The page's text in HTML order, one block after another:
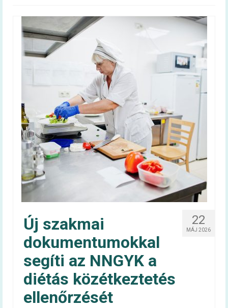
Magyar táplálkozási ajánlás –
OKOSTÁNYÉR®
Kalkulátorok
Energiaigény (felnőtt)
Energiaigény (gyerek)
60+ egészség
Infografika
Videóüzenetek
Szakmai információk
Élelmezésben dolgozóknak – kiadvány
EFI-munkatársaknak
22
MÁJ 2026
Új szakmai
dokumentumokkal
segíti az NNGYK a
diétás közétkeztetés
ellenőrzését